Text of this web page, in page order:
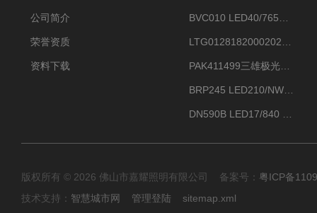
公司简介
荣誉资质
资料下载
版权所有 © 2026 佛山市嘉耀照明有限公司 备案号： 粤ICP备
技术支持： 智慧城市网 管理登陆 sitemap.xml